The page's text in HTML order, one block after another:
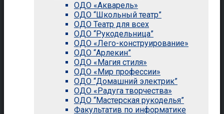
ОДО «Акварель»
ОДО “Школьный театр”
ОДО Театр для всех
ОДО “Рукодельница”
ОДО «Лего-конструирование»
ОДО “Арлекин”
ОДО «Магия стиля»
ОДО «Мир профессии»
ОДО “Домашний электрик”
ОДО «Радуга творчества»
ОДО “Мастерская рукоделья”
Факультатив по информатике